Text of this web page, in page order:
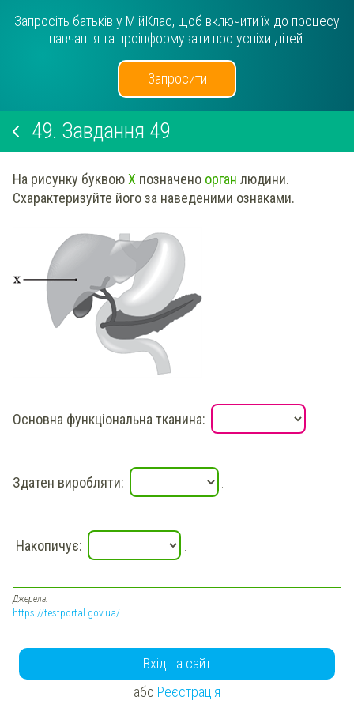
Запросіть батьків у МійКлас, щоб включити їх до процесу
навчання та проінформувати про успіхи дітей.
Запросити
49. Завдання 49
На рисунку буквоюХ позначено орган людини.
Схарактеризуйте його за наведеними ознаками.
Основна функціональна тканина:
Здатен виробляти:
Накопичує:
Джерела:
https://testportal.gov.ua/
Вхід на сайт
або Реєстрація